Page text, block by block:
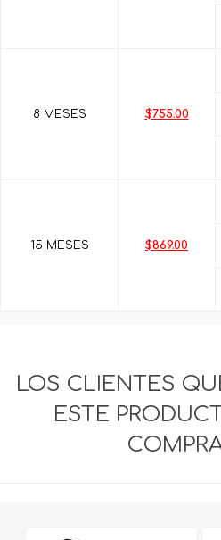
8 MESES $755.00
15 MESES $869.00
LOS CLIENTES
ESTE